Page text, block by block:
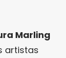
Marling
artistas